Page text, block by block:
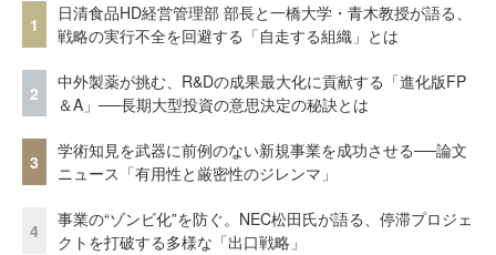
1
日清食品HD経営管理部 部長と一橋大学・青木教授が語る、
戦略の実行不全を回避する「自走する組織」とは
2
中外製薬が挑む、R&Dの成果最大化に貢献する「進化版FP
＆A」──長期大型投資の意思決定の秘訣とは
3
学術知見を武器に前例のない新規事業を成功させる──論文
ニュース「有用性と厳密性のジレンマ」
4
事業の“ゾンビ化”を防ぐ。NEC松田氏が語る、停滞プロジェ
クトを打破する多様な「出口戦略」